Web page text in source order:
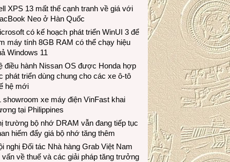
XPS 13 mất thế cạnh tranh về giá với
Neo ở Hàn Quốc
có kế hoạch phát triển WinUI 3 để
máy tính 8GB RAM có thể chạy hiệu
Windows 11
điều hành Nissan OS được Honda hợp
phát triển dùng chung cho các xe ô-tô
hệ mới
showroom xe máy điện VinFast khai
tại Philippines
trường bộ nhớ DRAM vẫn đang tiếp tục
hiếm đẩy giá bộ nhớ tăng thêm
nghị Đối tác Nhà hàng Grab Việt Nam
về thuế và các giải pháp tăng trưởng